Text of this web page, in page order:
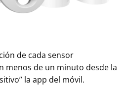
de cada sensor
menos de un minuto desde la
la app del móvil.